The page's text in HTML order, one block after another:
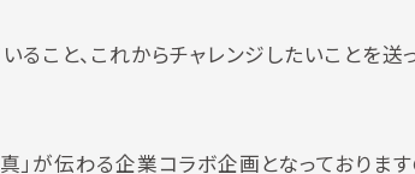
ること、これからチャレンジしたいことを
」が伝わる企業コラボ企画となっております